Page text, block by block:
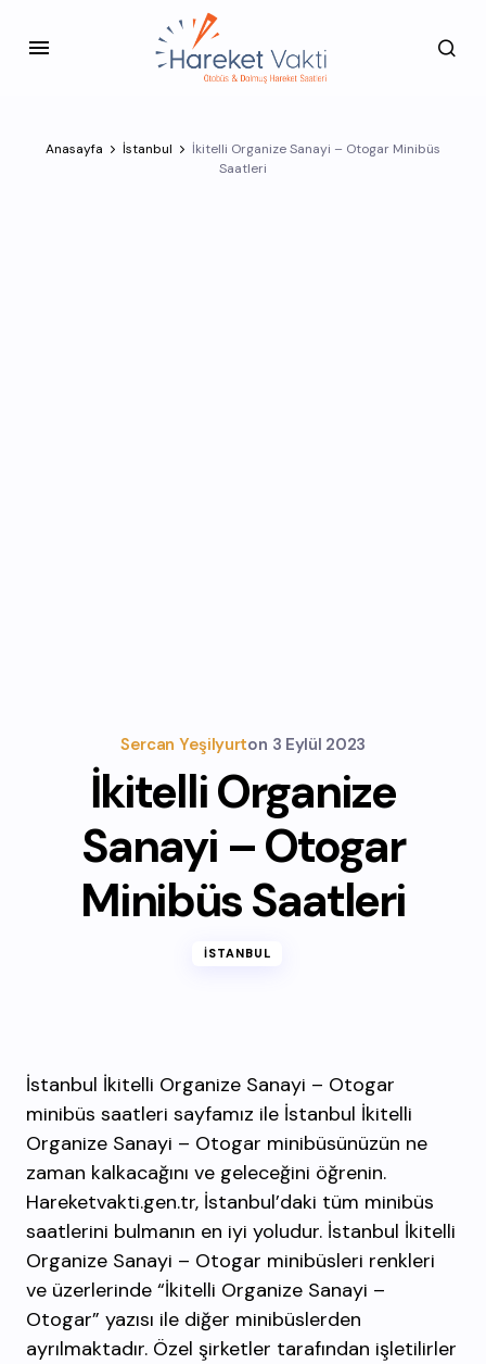
Anasayfa İstanbul
İkitelli Organize Sanayi – Otogar Minibüs
Saatleri
Sercan Yeşilyurton 3 Eylül 2023
İkitelli Organize
Sanayi – Otogar
Minibüs Saatleri
İSTANBUL
İstanbul İkitelli Organize Sanayi – Otogar
minibüs saatleri sayfamız ile İstanbul İkitelli
Organize Sanayi – Otogar minibüsünüzün ne
zaman kalkacağını ve geleceğini öğrenin.
Hareketvakti.gen.tr, İstanbul’daki tüm minibüs
saatlerini bulmanın en iyi yoludur. İstanbul İkitelli
Organize Sanayi – Otogar minibüsleri renkleri
ve üzerlerinde “İkitelli Organize Sanayi –
Otogar” yazısı ile diğer minibüslerden
ayrılmaktadır. Özel şirketler tarafından işletilirler